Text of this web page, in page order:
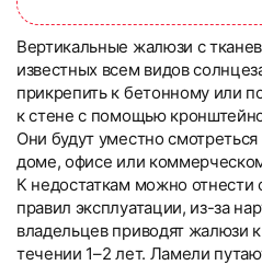
Вертикальные жалюзи с
известных всем видов
прикрепить к бетонному или
к стене с помощью
Они будут уместно
доме, офисе или
К недостаткам можно
правил эксплуатации, из-за
владельцев приводят жалюзи
течении 1–2 лет. Ламели